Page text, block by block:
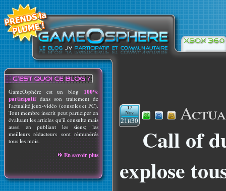
GameOsphère est un blog 100%
participatif dans son traitement de
l'actualité jeux-vidéo (consoles et PC).
Tout membre inscrit peut participer en
évaluant les articles qu'il consulte mais
aussi en publiant les siens; les
meilleurs rédacteurs sont rémunérés
tous les mois.
En savoir plus
17
Nov
21h30
Call of
explose